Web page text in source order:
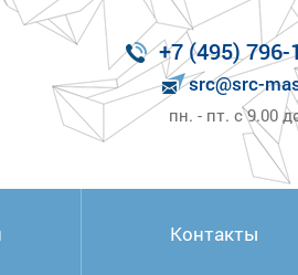
+7 (495) 796-
src@src-
пн. - пт. с 9.00
Контакты